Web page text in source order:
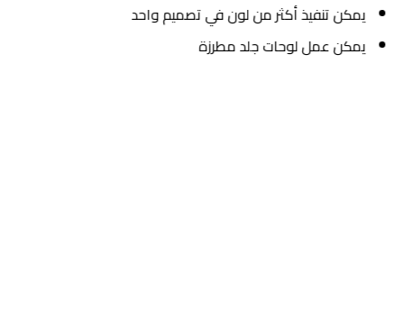
يمكن تنفيذ أكثر من لون في تصميم واحد
يمكن عمل لوحات جلد مطرزة